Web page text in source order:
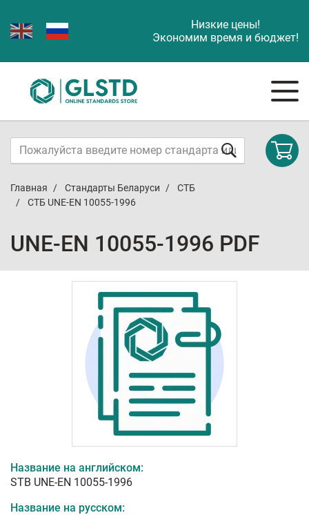
Низкие цены!
Экономим время и бюджет!
Главная Стандарты Беларуси
СТБ
СТБ UNE-EN 10055-1996
UNE-EN 10055-1996 PDF
Название на английском:
STB UNE-EN 10055-1996
Название на русском: